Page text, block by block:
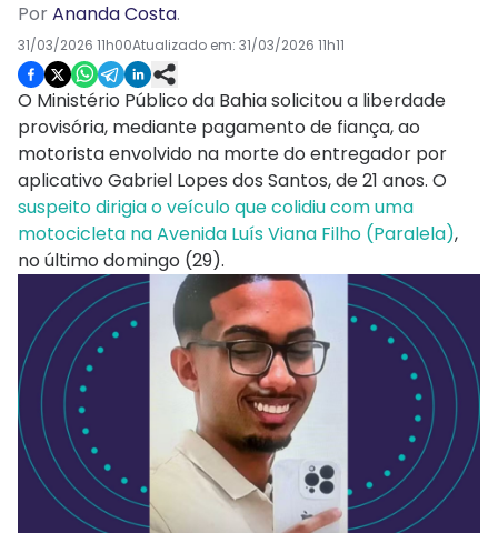
PorAnanda Costa.
31/03/2026 11h00Atualizado em: 31/03/2026 11h11
O Ministério Público da Bahia solicitou a liberdade
provisória, mediante pagamento de fiança, ao
motorista envolvido na morte do entregador por
aplicativo Gabriel Lopes dos Santos, de 21 anos. O
suspeito dirigia o veículo que colidiu com uma
motocicleta na Avenida Luís Viana Filho (Paralela),
no último domingo (29).